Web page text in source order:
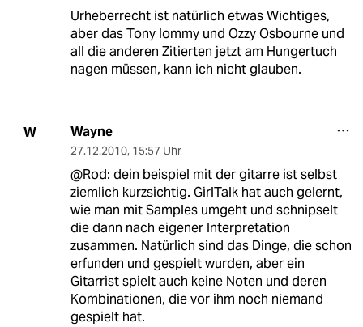
Urheberrecht ist natürlich etwas Wichtiges,
aber das Tony Iommy und Ozzy Osbourne und
all die anderen Zitierten jetzt am Hungertuch
nagen müssen, kann ich nicht glauben.
W Wayne
27.12.2010, 15:57 Uhr
@Rod: dein beispiel mit der gitarre ist selbst
ziemlich kurzsichtig. GirlTalk hat auch gelernt,
wie man mit Samples umgeht und schnipselt
die dann nach eigener Interpretation
zusammen. Natürlich sind das Dinge, die schon
erfunden und gespielt wurden, aber ein
Gitarrist spielt auch keine Noten und deren
Kombinationen, die vor ihm noch niemand
gespielt hat.